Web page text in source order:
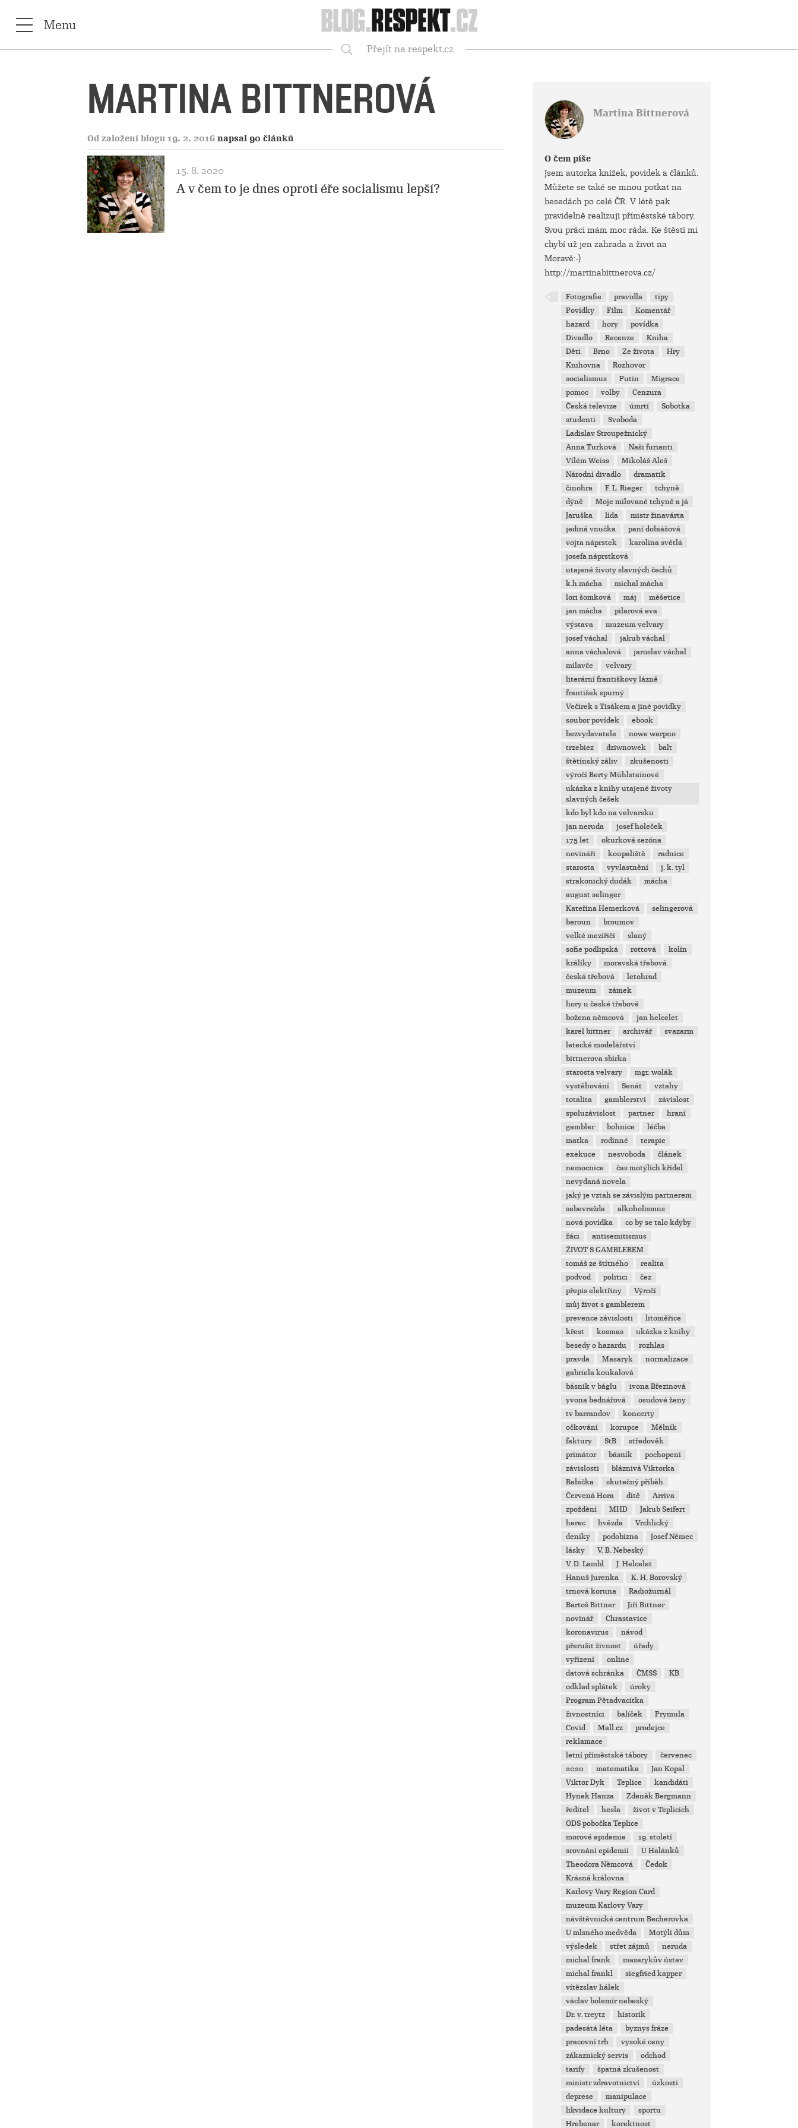
Respekt
Menu
Přejít na respekt.cz
MARTINA BITTNEROVÁ
Od založení blogu 19. 2. 2016 napsal 90 článků
15. 8. 2020
A v čem to je dnes oproti éře socialismu lepší?
Martina Bittnerová
O čem píše
Jsem autorka knížek, povídek a článků.
Můžete se také se mnou potkat na
besedách po celé ČR. V létě pak
pravidelně realizuji příměstské tábory.
Svou práci mám moc ráda. Ke štěstí mi
chybí už jen zahrada a život na
Moravě:-)
http://martinabittnerova.cz/
Fotografie pravidla
tipy
Povídky
Film
Komentář
hazard
hory
povídka
Divadlo
Recenze
Kniha
Děti
Brno Ze života
Hry
Knihovna
Rozhovor
socialismus
Putin
Migrace
pomoc
volby
Cenzura
Česká televize
úmrtí
Sobotka
studenti
Svoboda
Ladislav Stroupežnický
Anna Turková
Naši furianti
Vilém Weiss
Mikoláš Aleš
Národní divadlo
dramatik
činohra
F. L. Rieger
tchyně
dýně
Moje milované tchyně a já
Jaruška
lída
mistr žinavárta
jediná vnučka
paní dobiášová
vojta náprstek
karolina světlá
josefa náprstková
utajené životy slavných čechů
k.h.mácha
michal mácha
lori šomková
máj
měšetice
jan mácha
pilarová eva
výstava
muzeum velvary
josef váchal
jakub váchal
anna váchalová
jaroslav váchal
milavče
velvary
literární františkovy lázně
františek spurný
Večírek s Tisákem a jiné povídky
soubor povídek
ebook
bezvydavatele
nowe warpno
trzebiez
dziwnowek
balt
štětínský záliv
zkušenosti
výročí Berty Mühlsteinové
ukázka z knihy utajené životy
slavných češek
kdo byl kdo na velvarsku
jan neruda
josef holeček
175 let
okurková sezóna
novináři
koupaliště
radnice
starosta
vyvlastnění
j. k. tyl
strakonický dudák
mácha
august selinger
Kateřina Hemerková
selingerová
beroun
broumov
velké meziříčí
slaný
sofie podlipská
rottová
kolín
králíky
moravská třebová
česká třebová
letohrad
muzeum
zámek
hory u české třebové
božena němcová
jan helcelet
karel bittner
archivář
svazarm
letecké modelářství
bittnerova sbírka
starosta velvary
mgr. wolák
vystěhování
Senát
vztahy
totalita
gamblerství
závislost
spoluzávislost
partner
hraní
gambler
bohnice
léčba
matka
rodinné
terapie
exekuce
nesvoboda
článek
nemocnice
čas motýlích křídel
nevydaná novela
jaký je vztah se závislým partnerem
sebevražda
alkoholismus
nová povídka
co by se talo kdyby
žáci
antisemitismus
ŽIVOT S GAMBLEREM
tomáš ze štítného
realita
podvod
politici
čez
přepis elektřiny
Výročí
můj život s gamblerem
prevence závislosti
litoměřice
křest
kosmas
ukázka z knihy
besedy o hazardu
rozhlas
pravda
Masaryk
normalizace
gabriela koukalová
básník v báglu
ivona Březinová
yvona bednářová
osudové ženy
tv barrandov
koncerty
očkování
korupce
Mělník
faktury
StB
středověk
primátor
básník
pochopení
závislosti
bláznivá Viktorka
Babička
skutečný příběh
Červená Hora
dítě
Arriva
zpoždění
MHD
Jakub Seifert
herec
hvězda
Vrchlický
deníky
podobizna
Josef Němec
lásky
V. B. Nebeský
V. D. Lambl
J. Helcelet
Hanuš Jurenka
K. H. Borovský
trnová koruna
Radiožurnál
Bartoš Bittner
Jiří Bittner
novinář
Chrastavice
koronavirus
návod
přerušit živnost
úřady
vyřízení
online
datová schránka
ČMSS
KB
odklad splátek
úroky
Program Pětadvacítka
živnostníci
balíček
Prymula
Covid
Mall.cz
prodejce
reklamace
letní příměstské tábory
červenec
2020
matematika
Jan Kopal
Viktor Dyk
Teplice
kandidáti
Hynek Hanza
Zdeněk Bergmann
ředitel
hesla
život v Teplicích
ODS pobočka Teplice
morové epidemie
19. století
srovnání epidemií
U Halánků
Theodora Němcová
Čedok
Krásná královna
Karlovy Vary Region Card
muzeum Karlovy Vary
návštěvnické centrum Becherovka
U mlsného medvěda
Motýlí dům
výsledek
střet zájmů
neruda
michal frank
masarykův ústav
michal frankl
siegfried kapper
vítězslav hálek
václav bolemír nebeský
Dr. v. treytz
historik
padesátá léta
byznys fráze
pracovní trh
vysoké ceny
zákaznický servis
odchod
tarify
špatná zkušenost
ministr zdravotnictví
úzkosti
deprese
manipulace
likvidace kultury
sportu
Hrebenar
korektnost